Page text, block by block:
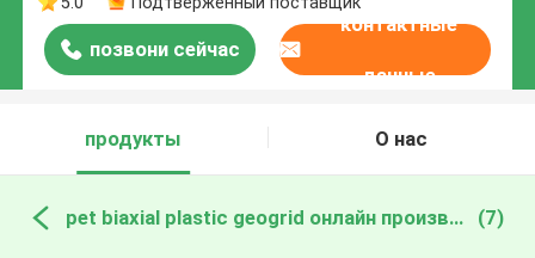
позвони сейчас
контактные
данные
продукты О нас
pet biaxial plastic geogrid онлайн производство (7)